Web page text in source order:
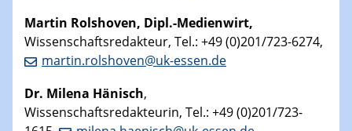
Martin Rolshoven, Dipl.-Medienwirt,
Wissenschaftsredakteur, Tel.: +49 (0)201/723-6274,
martin.rolshoven@uk-essen.de
Dr. Milena Hänisch,
Wissenschaftsredakteurin, Tel.: +49 (0)201/723-